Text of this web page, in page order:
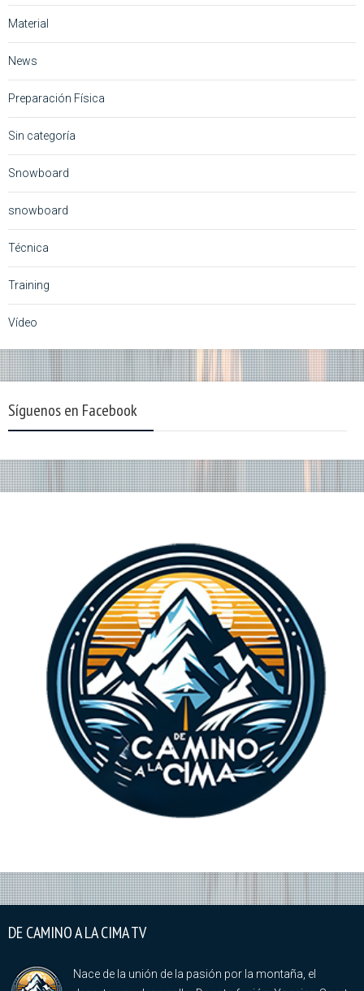
Material
News
Preparación Física
Sin categoría
Snowboard
snowboard
Técnica
Training
Vídeo
Síguenos en Facebook
DE CAMINO A LA CIMA TV
Nace de la unión de la pasión por la montaña, el